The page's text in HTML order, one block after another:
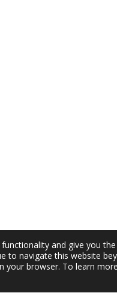
and give you
to navigate this website
your browser. To learn